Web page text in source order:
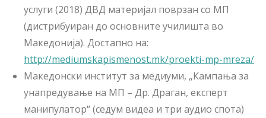
услуги (2018) ДВД материјал поврзан со МП
(дистрибуиран до основните училишта во
Македонија). Достапно на:
http://mediumskapismenost.mk/proekti-mp-mreza/
Македонски институт за медиуми, „Кампања за
унапредување на МП – Др. Драган, експерт
манипулатор“ (седум видеа и три аудио спота)